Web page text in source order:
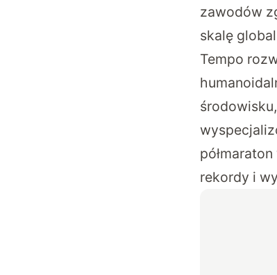
zawodów
skalę
Tempo
rekordy i